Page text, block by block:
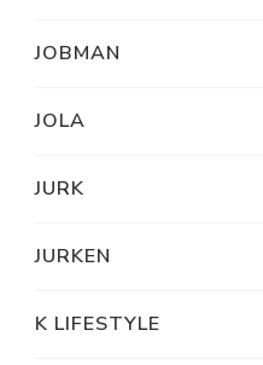
JOBMAN
JOLA
JURK
JURKEN
K LIFESTYLE